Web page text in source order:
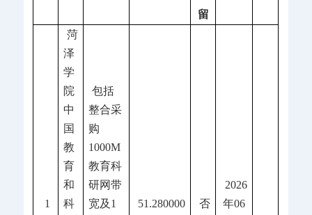
留
1
菏
泽
学
院
中
国
教
育
和
科
包括
整合采
购
1000M
教育科
研网带
宽及1
51.280000 否
2026
年06